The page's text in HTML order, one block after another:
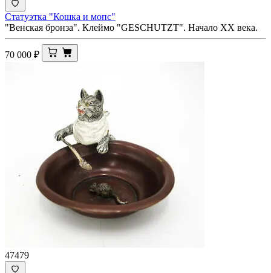
Статуэтка "Кошка и мопс"
"Венская бронза". Клеймо "GESСHUTZT". Начало ХХ века.
70 000 ₽
47479